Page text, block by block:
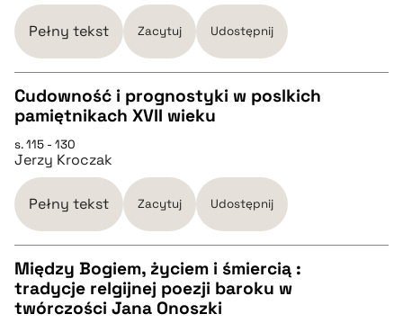
pobierz cytat
BIBTEX
pobierz cytat
Pełny tekst Zacytuj Udostępnij
CZYSTY TEKST
pobierz cytat
BIBTEX
pobierz cytat
Cudowność i prognostyki w poslkich
pamiętnikach XVII wieku
s. 115 - 130
Jerzy Kroczak
Pełny tekst Zacytuj Udostępnij
CZYSTY TEKST
Między Bogiem, życiem i śmiercią :
tradycje relgijnej poezji baroku w
twórczości Jana Onoszki